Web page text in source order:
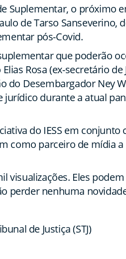
Suplementar, o próximo
de Tarso Sanseverino,
pós-Covid.
que poderão
Rosa (ex-secretário
Desembargador Ney
durante a atual
do IESS em
como parceiro de mídia
Eles
perder nenhuma
de Justiça (STJ)